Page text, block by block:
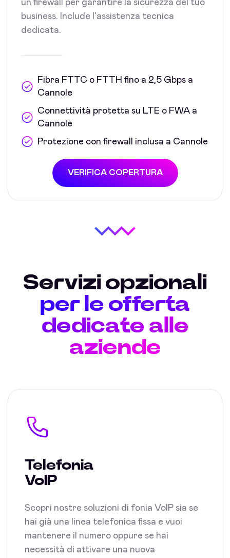
un firewall per garantire la sicurezza del tuo
business. Include l'assistenza tecnica
dedicata.
Fibra FTTC o FTTH fino a 2,5 Gbps a
Cannole
Connettività protetta su LTE o FWA a
Cannole
Protezione con firewall inclusa a Cannole
VERIFICA COPERTURA
Servizi opzionali
per le offerta
dedicate alle
aziende
Telefonia
VoIP
Scopri nostre soluzioni di fonia VoIP sia se
hai già una linea telefonica fissa e vuoi
mantenere il numero oppure se hai
necessità di attivare una nuova